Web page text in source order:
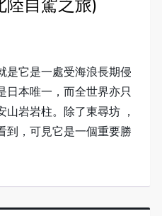
陸自駕之旅)
是它是一處受海浪長期侵
日本唯一，而全世界亦只
岩岩柱。除了東尋坊 ，
到，可見它是一個重要勝